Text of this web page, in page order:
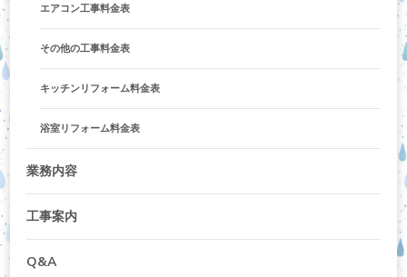
エアコン工事料金表
その他の工事料金表
キッチンリフォーム料金表
浴室リフォーム料金表
業務内容
工事案内
Q&A